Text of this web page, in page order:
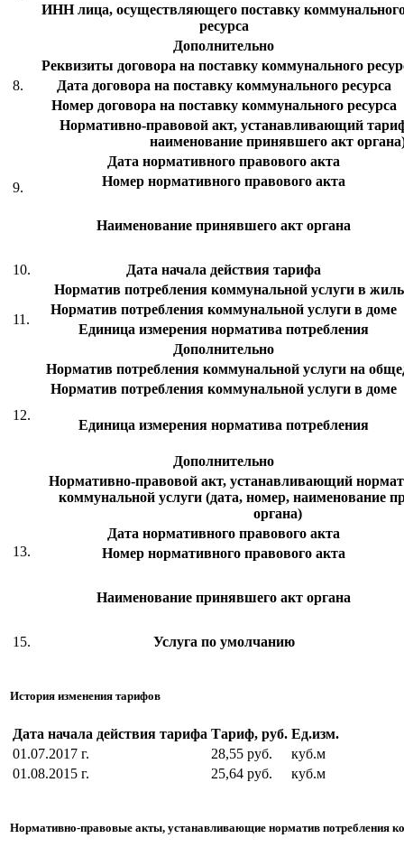
ИНН лица, осуществляющего поставку
ресурса
Дополнительно
8.
Реквизиты договора на поставку коммунального
Дата договора на поставку коммунального ресурса
Номер договора на поставку коммунального ресурса
9.
Нормативно-правовой акт, устанавливающий
наименование принявшего акт
Дата нормативного правового акта
Номер нормативного правового акта
Наименование принявшего акт органа
10. Дата начала действия тарифа
11.
Норматив потребления коммунальной услуги в
Норматив потребления коммунальной услуги в доме
Единица измерения норматива потребления
Дополнительно
12.
Норматив потребления коммунальной услуги на
Норматив потребления коммунальной услуги в доме
Единица измерения норматива потребления
Дополнительно
13.
Нормативно-правовой акт, устанавливающий
коммунальной услуги (дата, номер, наименование
органа)
Дата нормативного правового акта
Номер нормативного правового акта
Наименование принявшего акт органа
15. Услуга по умолчанию
История изменения тарифов
Дата начала действия тарифа Тариф, руб. Ед.изм.
01.07.2017 г.
28,55 руб.
куб.м
01.08.2015 г.
25,64 руб. куб.м
Нормативно-правовые акты, устанавливающие норматив потребления